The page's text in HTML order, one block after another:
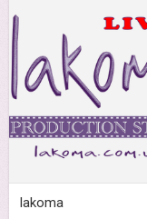
lakoma